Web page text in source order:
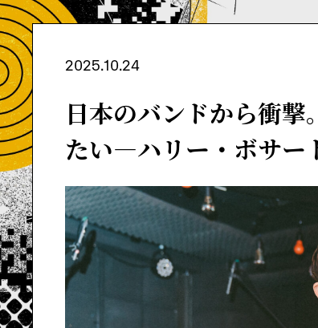
2025.10.24
日本のバンドから衝
たい—ハリー・ボサー